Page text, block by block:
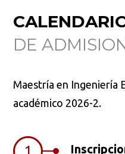
DE
Maestría en Ingeniería
académico 2026-2.
Busca en la